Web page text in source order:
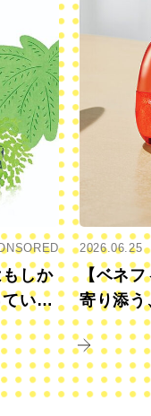
しか
いま
2026.06.25
【ベネフ
寄り添う
きに